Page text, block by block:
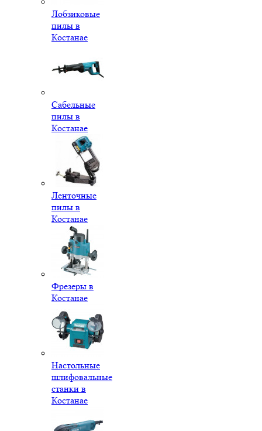
Лобзиковые
пилы в
Костанае
Сабельные
пилы в
Костанае
Ленточные
пилы в
Костанае
Фрезеры в
Костанае
Настольные
шлифовальные
станки в
Костанае